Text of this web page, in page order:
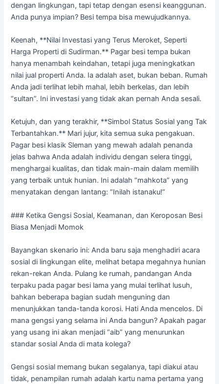
dengan lingkungan, tapi tetap dengan esensi keanggunan.
Anda punya impian? Besi tempa bisa mewujudkannya.
Keenah, **Nilai Investasi yang Terus Meroket, Seperti
Harga Properti di Sudirman.** Pagar besi tempa bukan
hanya menambah keindahan, tetapi juga meningkatkan
nilai jual properti Anda. Ia adalah aset, bukan beban. Rumah
Anda jadi terlihat lebih mahal, lebih berkelas, dan lebih
“sultan”. Ini investasi yang tidak akan pernah Anda sesali.
Ketujuh, dan yang terakhir, **Simbol Status Sosial yang Tak
Terbantahkan.** Mari jujur, kita semua suka pengakuan.
Pagar besi klasik Sleman yang mewah adalah penanda
jelas bahwa Anda adalah individu dengan selera tinggi,
menghargai kualitas, dan tidak main-main dalam memilih
yang terbaik untuk hunian. Ini adalah “mahkota” yang
menyatakan dengan lantang: “Inilah istanaku!”
### Ketika Gengsi Sosial, Keamanan, dan Keroposan Besi
Biasa Menjadi Momok
Bayangkan skenario ini: Anda baru saja menghadiri acara
sosial di lingkungan elite, melihat betapa megahnya hunian
rekan-rekan Anda. Pulang ke rumah, pandangan Anda
terpaku pada pagar besi lama yang mulai terlihat lusuh,
bahkan beberapa bagian sudah menguning dan
menunjukkan tanda-tanda korosi. Hati Anda mencelos. Di
mana gengsi yang selama ini Anda bangun? Apakah pagar
yang usang ini akan menjadi “aib” yang menurunkan
standar sosial Anda di mata kolega?
Gengsi sosial memang bukan segalanya, tapi diakui atau
tidak, penampilan rumah adalah kartu nama pertama yang